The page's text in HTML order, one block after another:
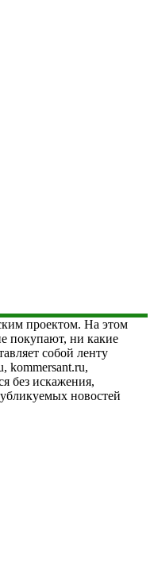
проектом. На этом
покупают, ни какие
собой ленту
kommersant.ru,
без искажения,
новостей